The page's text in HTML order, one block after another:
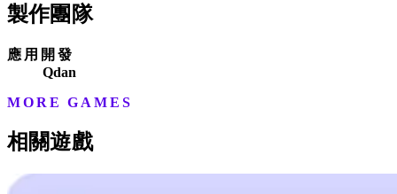
製作團隊
應用開發
Qdan
MORE GAMES
相關遊戲